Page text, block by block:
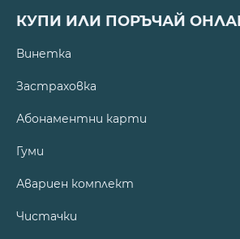
КУПИ ИЛИ ПОРЪЧАЙ
Винетка
Застраховка
Абонаментни карти
Гуми
Авариен комплект
Чистачки